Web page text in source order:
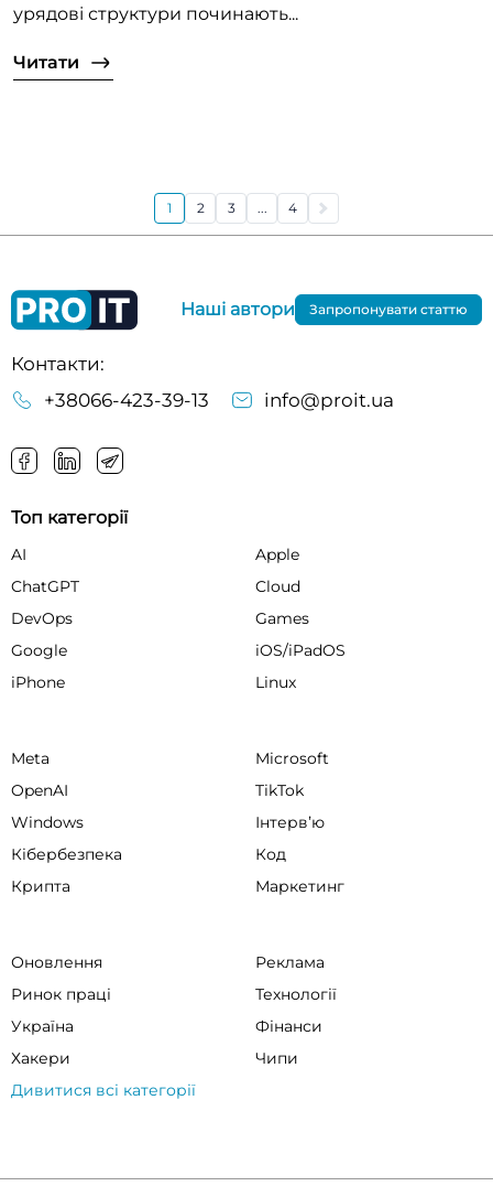
урядові структури починають...
Читати
1 2 3 ... 4
Контакти:
+38066-423-39-13
info@proit.ua
Наші автори Запропонувати статтю
Топ категорії
AI
Apple
ChatGPT
Cloud
DevOps
Games
Google
iOS/iPadOS
iPhone
Linux
Meta
Microsoft
OpenAI
TikTok
Windows
Інтервʼю
Кібербезпека
Код
Крипта
Маркетинг
Оновлення
Реклама
Ринок праці
Технології
Україна
Фінанси
Хакери
Чипи
Дивитися всі категорії